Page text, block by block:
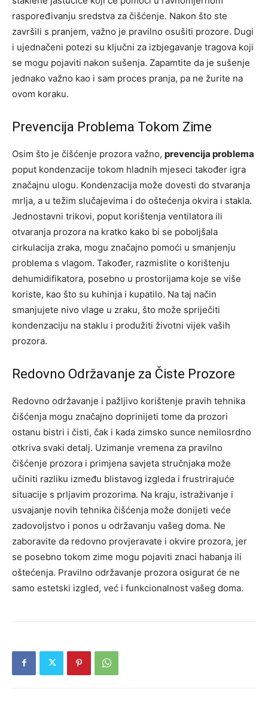
raspoređivanju sredstva za čišćenje. Nakon što ste
završili s pranjem, važno je pravilno osušiti prozore. Dugi
i ujednačeni potezi su ključni za izbjegavanje tragova koji
se mogu pojaviti nakon sušenja. Zapamtite da je sušenje
jednako važno kao i sam proces pranja, pa ne žurite na
ovom koraku.
Prevencija Problema Tokom Zime
Osim što je čišćenje prozora važno, prevencija problema
poput kondenzacije tokom hladnih mjeseci također igra
značajnu ulogu. Kondenzacija može dovesti do stvaranja
mrlja, a u težim slučajevima i do oštećenja okvira i stakla.
Jednostavni trikovi, poput korištenja ventilatora ili
otvaranja prozora na kratko kako bi se poboljšala
cirkulacija zraka, mogu značajno pomoći u smanjenju
problema s vlagom. Također, razmislite o korištenju
dehumidifikatora, posebno u prostorijama koje se više
koriste, kao što su kuhinja i kupatilo. Na taj način
smanjujete nivo vlage u zraku, što može spriječiti
kondenzaciju na staklu i produžiti životni vijek vaših
prozora.
Redovno Održavanje za Čiste Prozore
Redovno održavanje i pažljivo korištenje pravih tehnika
čišćenja mogu značajno doprinijeti tome da prozori
ostanu bistri i čisti, čak i kada zimsko sunce nemilosrdno
otkriva svaki detalj. Uzimanje vremena za pravilno
čišćenje prozora i primjena savjeta stručnjaka može
učiniti razliku između blistavog izgleda i frustrirajuće
situacije s prljavim prozorima. Na kraju, istraživanje i
usvajanje novih tehnika čišćenja može donijeti veće
zadovoljstvo i ponos u održavanju vašeg doma. Ne
zaboravite da redovno provjeravate i okvire prozora, jer
se posebno tokom zime mogu pojaviti znaci habanja ili
oštećenja. Pravilno održavanje prozora osigurat će ne
samo estetski izgled, već i funkcionalnost vašeg doma.